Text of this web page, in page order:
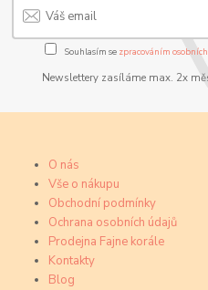
Souhlasím se zpracováním
Newslettery zasíláme max. 2x
O nás
Vše o nákupu
Obchodní podmínky
Ochrana osobních údajů
Prodejna Fajne korále
Kontakty
Blog